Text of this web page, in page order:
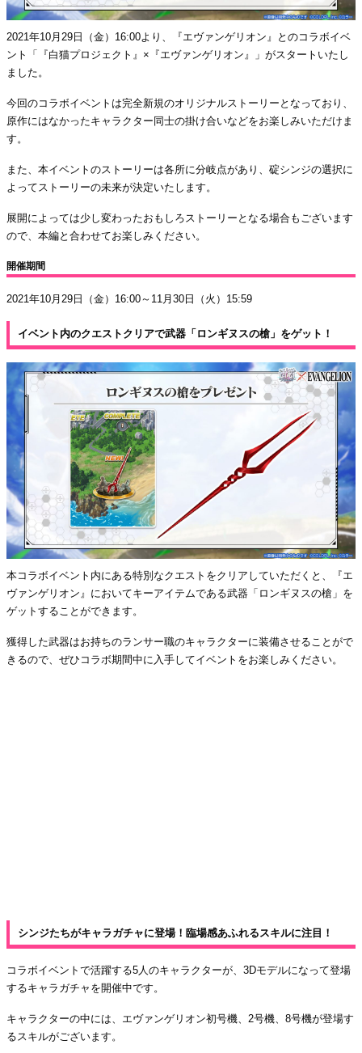
2021年10月29日（金）16:00より、『エヴァンゲリオン』とのコラボイベ
ント「『白猫プロジェクト』×『エヴァンゲリオン』」がスタートいたし
ました。
今回のコラボイベントは完全新規のオリジナルストーリーとなっており、
原作にはなかったキャラクター同士の掛け合いなどをお楽しみいただけま
す。
また、本イベントのストーリーは各所に分岐点があり、碇シンジの選択に
よってストーリーの未来が決定いたします。
展開によっては少し変わったおもしろストーリーとなる場合もございます
ので、本編と合わせてお楽しみください。
開催期間
2021年10月29日（金）16:00～11月30日（火）15:59
イベント内のクエストクリアで武器「ロンギヌスの槍」をゲット！
本コラボイベント内にある特別なクエストをクリアしていただくと、『エ
ヴァンゲリオン』においてキーアイテムである武器「ロンギヌスの槍」を
ゲットすることができます。
獲得した武器はお持ちのランサー職のキャラクターに装備させることがで
きるので、ぜひコラボ期間中に入手してイベントをお楽しみください。
シンジたちがキャラガチャに登場！臨場感あふれるスキルに注目！
コラボイベントで活躍する5人のキャラクターが、3Dモデルになって登場
するキャラガチャを開催中です。
キャラクターの中には、エヴァンゲリオン初号機、2号機、8号機が登場す
るスキルがございます。